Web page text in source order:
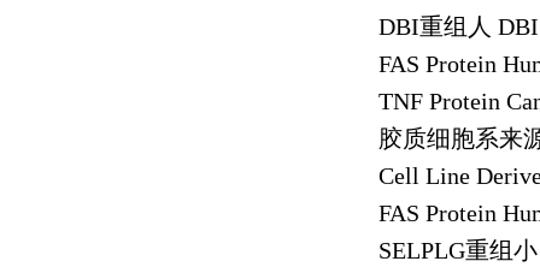
DBI重组人
FAS Protein
TNF Protein
胶质细胞系来
Cell Line
FAS Protein
SELPLG重组